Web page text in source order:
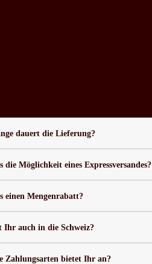
dauert die Lieferung?
die Möglichkeit eines Expressversandes?
einen Mengenrabatt?
Ihr auch in die Schweiz?
Zahlungsarten bietet Ihr an?